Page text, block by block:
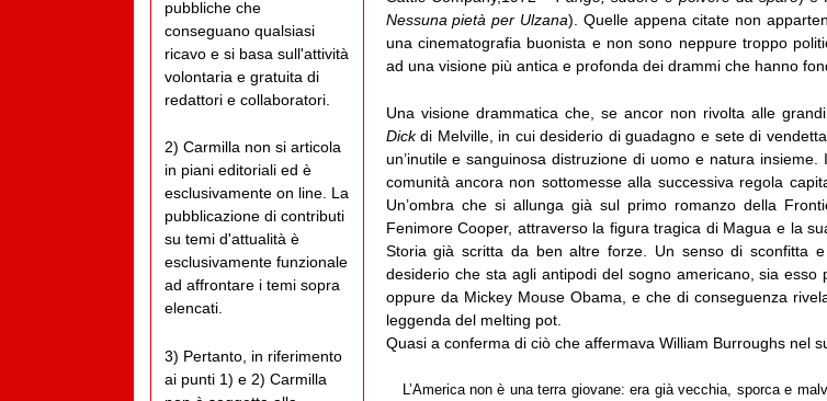
Nessuna pietà per Ulzana). Quelle appena citate non
una cinematografia buonista e non sono neppure troppo
ad una visione più antica e profonda dei drammi che hanno
Una visione drammatica che, se ancor non rivolta alle
Dickdi Melville, in cui desiderio di guadagno e sete di
un’inutile e sanguinosa distruzione di uomo e natura
comunità ancora non sottomesse alla successiva regola
Un’ombra che si allunga già sul primo romanzo della
Fenimore Cooper, attraverso la figura tragica di Magua e la
Storia già scritta da ben altre forze. Un senso di sconfitta
desiderio che sta agli antipodi del sogno americano, sia esso
oppure da Mickey Mouse Obama, e che di conseguenza
leggenda del melting pot.
Quasi a conferma di ciò che affermava William Burroughs nel
L’America non è una terra giovane: era già vecchia, sporca e
pubbliche che
conseguano qualsiasi
ricavo e si basa sull'attività
volontaria e gratuita di
redattori e collaboratori.
2) Carmilla non si articola
in piani editoriali ed è
esclusivamente on line. La
pubblicazione di contributi
su temi d'attualità è
esclusivamente funzionale
ad affrontare i temi sopra
elencati.
3) Pertanto, in riferimento
ai punti 1) e 2) Carmilla